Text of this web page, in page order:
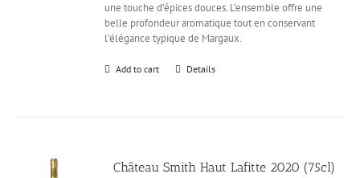
une touche d’épices douces. L’ensemble offre une
belle profondeur aromatique tout en conservant
l’élégance typique de Margaux.
Add to cart Details
Château Smith Haut Lafitte 2020 (75cl)